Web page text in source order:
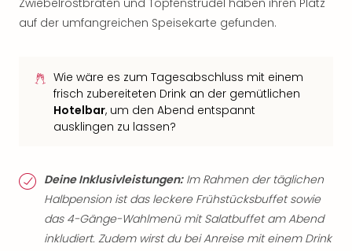
Zwiebelrostbraten und Topfenstrudel haben ihren Platz
auf der umfangreichen Speisekarte gefunden.
Wie wäre es zum Tagesabschluss mit einem
frisch zubereiteten Drink an der gemütlichen
Hotelbar, um den Abend entspannt
ausklingen zu lassen?
Deine Inklusivleistungen:Im Rahmen der täglichen
Halbpension ist das leckere Frühstücksbuffet sowie
das 4-Gänge-Wahlmenü mit Salatbuffet am Abend
inkludiert. Zudem wirst du bei Anreise mit einem Drink